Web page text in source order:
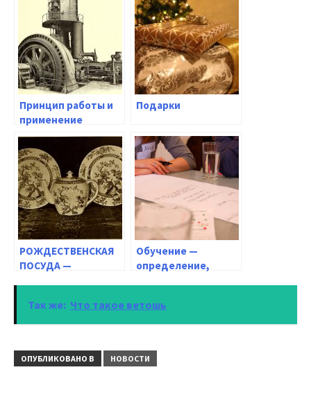
Принцип работы и
применение
гидравлического
двигателя
Подарки
РОЖДЕСТВЕНСКАЯ
ПОСУДА —
СЕРВИРОВКЕ ДЛЯ
КАНУНА И ДНЯ
Обучение —
определение,
Так же: Что такое ветошь
ОПУБЛИКОВАНО В НОВОСТИ